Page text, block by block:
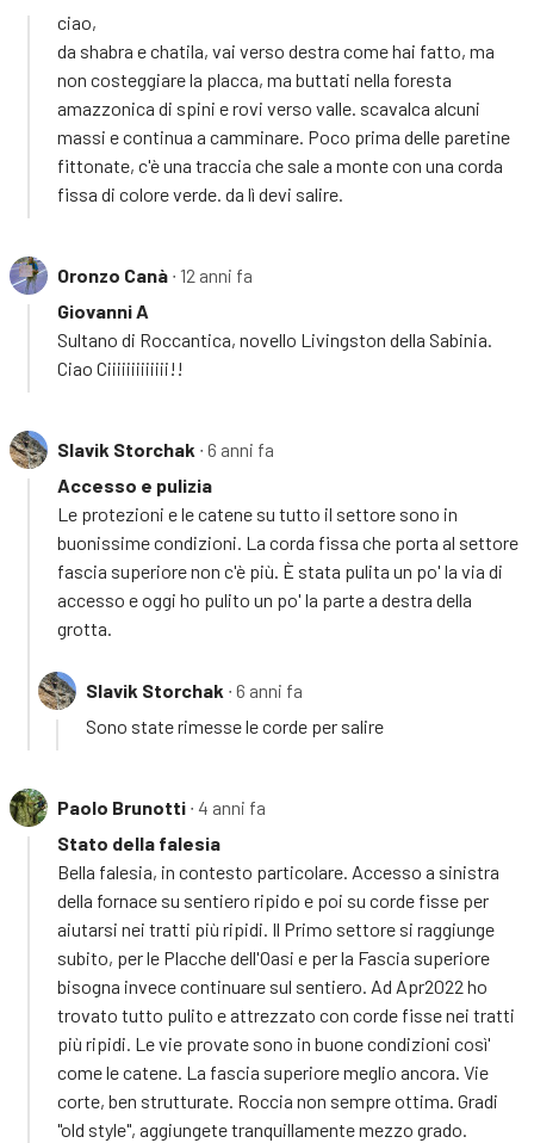
ciao,
da shabra e chatila, vai verso destra come hai fatto, ma
non costeggiare la placca, ma buttati nella foresta
amazzonica di spini e rovi verso valle. scavalca alcuni
massi e continua a camminare. Poco prima delle paretine
fittonate, c'è una traccia che sale a monte con una corda
fissa di colore verde. da lì devi salire.
Oronzo Canà ∙ 12 anni fa
Giovanni A
Sultano di Roccantica, novello Livingston della Sabinia.
Ciao Ciiiiiiiiiiiii!!
Slavik Storchak ∙ 6 anni fa
Accesso e pulizia
Le protezioni e le catene su tutto il settore sono in
buonissime condizioni. La corda fissa che porta al settore
fascia superiore non c'è più. È stata pulita un po' la via di
accesso e oggi ho pulito un po' la parte a destra della
grotta.
Slavik Storchak ∙ 6 anni fa
Sono state rimesse le corde per salire
Paolo Brunotti ∙ 4 anni fa
Stato della falesia
Bella falesia, in contesto particolare. Accesso a sinistra
della fornace su sentiero ripido e poi su corde fisse per
aiutarsi nei tratti più ripidi. Il Primo settore si raggiunge
subito, per le Placche dell'Oasi e per la Fascia superiore
bisogna invece continuare sul sentiero. Ad Apr2022 ho
trovato tutto pulito e attrezzato con corde fisse nei tratti
più ripidi. Le vie provate sono in buone condizioni così'
come le catene. La fascia superiore meglio ancora. Vie
corte, ben strutturate. Roccia non sempre ottima. Gradi
"old style", aggiungete tranquillamente mezzo grado.